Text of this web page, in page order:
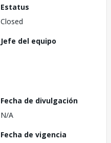
Estatus
Closed
Jefe del equipo
Fecha de divulgación
N/A
Fecha de vigencia